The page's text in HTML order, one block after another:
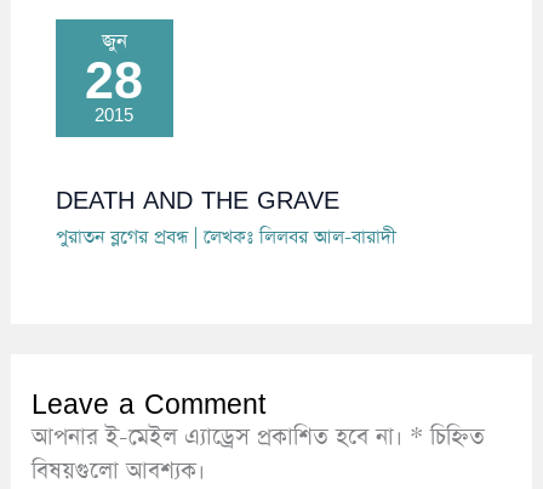
জুন
28
2015
DEATH AND THE GRAVE
পুরাতন ব্লগের প্রবন্ধ| লেখকঃলিলবর আল-বারাদী
Leave a Comment
আপনার ই-মেইল এ্যাড্রেস প্রকাশিত হবে না। * চিহ্নিত
বিষয়গুলো আবশ্যক।